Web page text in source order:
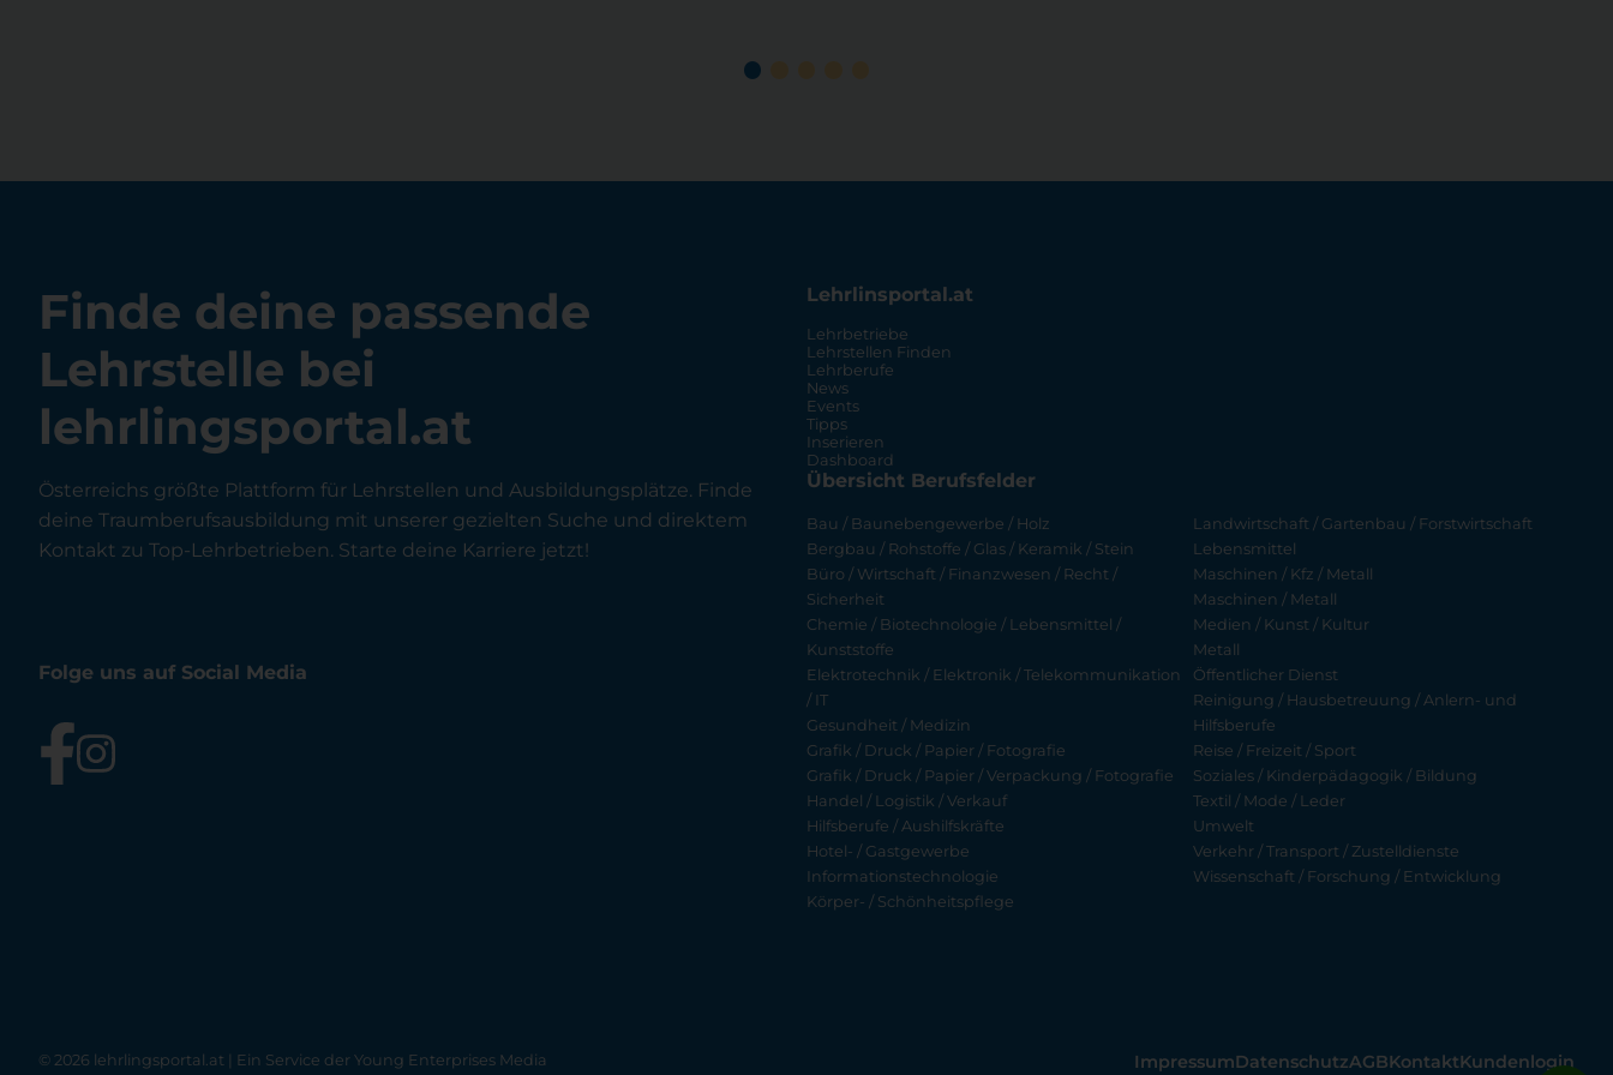
Finde deine passende
Lehrstelle bei
lehrlingsportal.at
Österreichs größte Plattform für Lehrstellen und Ausbildungsplätze. Finde
deine Traumberufsausbildung mit unserer gezielten Suche und direktem
Kontakt zu Top-Lehrbetrieben. Starte deine Karriere jetzt!
Folge uns auf Social Media
Lehrlinsportal.at
Lehrbetriebe
Lehrstellen Finden
Lehrberufe
News
Events
Tipps
Inserieren
Dashboard
Übersicht Berufsfelder
Bau / Baunebengewerbe / Holz
Bergbau / Rohstoffe / Glas / Keramik / Stein
Büro / Wirtschaft / Finanzwesen / Recht /
Sicherheit
Chemie / Biotechnologie / Lebensmittel /
Kunststoffe
Elektrotechnik / Elektronik / Telekommunikation
/ IT
Gesundheit / Medizin
Grafik / Druck / Papier / Fotografie
Grafik / Druck / Papier / Verpackung / Fotografie
Handel / Logistik / Verkauf
Hilfsberufe / Aushilfskräfte
Hotel- / Gastgewerbe
Informationstechnologie
Körper- / Schönheitspflege
Landwirtschaft / Gartenbau / Forstwirtschaft
Lebensmittel
Maschinen / Kfz / Metall
Maschinen / Metall
Medien / Kunst / Kultur
Metall
Öffentlicher Dienst
Reinigung / Hausbetreuung / Anlern- und
Hilfsberufe
Reise / Freizeit / Sport
Soziales / Kinderpädagogik / Bildung
Textil / Mode / Leder
Umwelt
Verkehr / Transport / Zustelldienste
Wissenschaft / Forschung / Entwicklung
© 2026 lehrlingsportal.at | Ein Service der Young Enterprises Media ImpressumDatenschutzAGBKontaktKundenlogin